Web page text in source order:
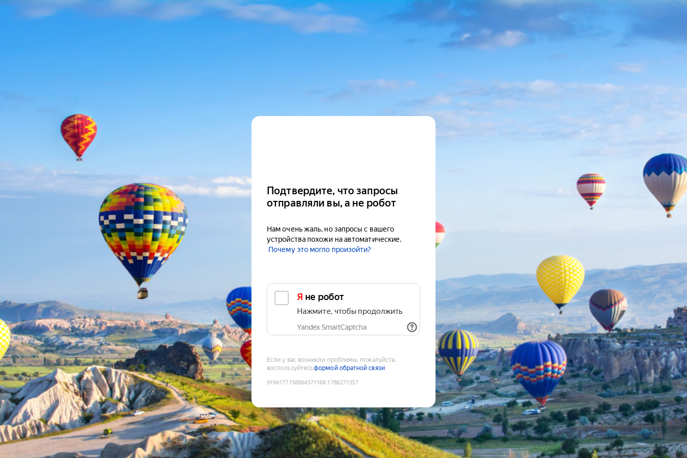
Подтвердите, что запросы
отправляли вы, а не робот
Нам очень жаль, но запросы с вашего
устройства похожи на автоматические.
Почему это могло произойти?
Я не робот
Нажмите, чтобы продолжить
Yandex SmartCaptcha
Если у вас возникли проблемы, пожалуйста,
воспользуйтесьформой обратной связи
9194177158864371168:1786271357